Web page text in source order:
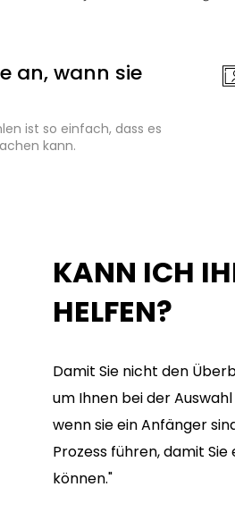
an, wann sie
ist so einfach, dass es
kann.
KANN ICH
HELFEN?
Damit Sie nicht den
um Ihnen bei der
wenn sie ein Anfänger
Prozess führen, damit
können."